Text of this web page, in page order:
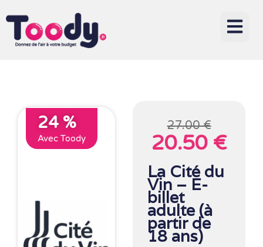
24 %
Avec Toody
27.00 €
20.50 €
La Cité du
Vin – E-
billet
adulte (à
partir de
18 ans)